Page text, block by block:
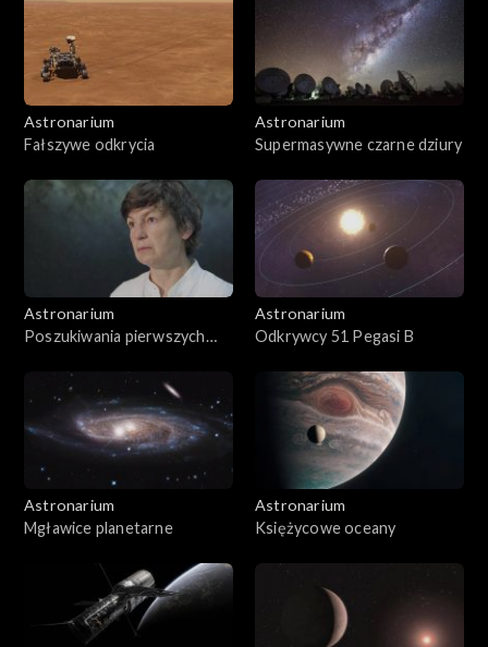
Astronarium
Fałszywe odkrycia
Astronarium
Supermasywne czarne dziury
Astronarium
Poszukiwania pierwszych
Astronarium
Odkrywcy 51 Pegasi B
Astronarium
Mgławice planetarne
Astronarium
Księżycowe oceany